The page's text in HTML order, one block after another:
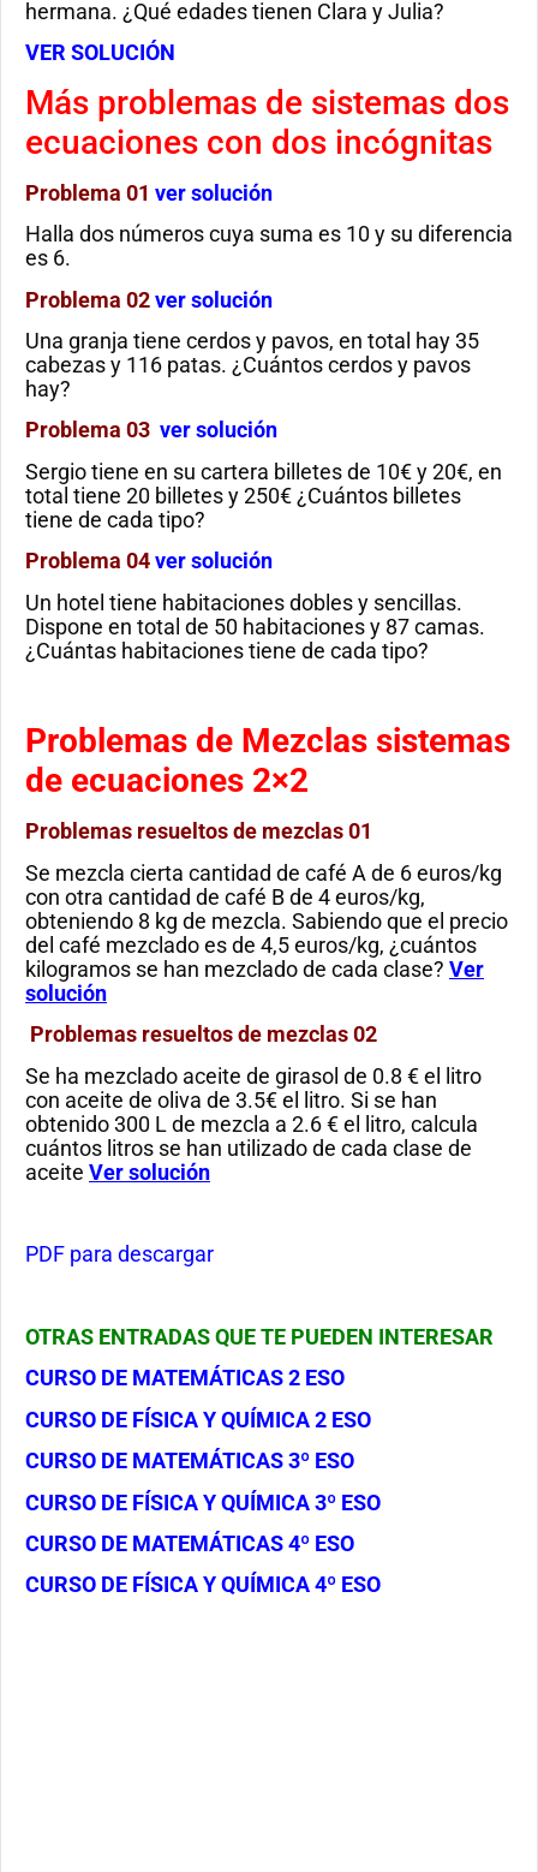
hermana. ¿Qué edades tienen Clara y Julia?
VER SOLUCIÓN
Más problemas de sistemas dos
ecuaciones con dos incógnitas
Problema 01 ver solución
Halla dos números cuya suma es 10 y su diferencia
es 6.
Problema 02ver solución
Una granja tiene cerdos y pavos, en total hay 35
cabezas y 116 patas. ¿Cuántos cerdos y pavos
hay?
Problema 03 ver solución
Sergio tiene en su cartera billetes de 10€ y 20€, en
total tiene 20 billetes y 250€ ¿Cuántos billetes
tiene de cada tipo?
Problema 04ver solución
Un hotel tiene habitaciones dobles y sencillas.
Dispone en total de 50 habitaciones y 87 camas.
¿Cuántas habitaciones tiene de cada tipo?
Problemas de Mezclas sistemas
de ecuaciones 2×2
Problemas resueltos de mezclas 01
Se mezcla cierta cantidad de café A de 6 euros/kg
con otra cantidad de café B de 4 euros/kg,
obteniendo 8 kg de mezcla. Sabiendo que el precio
del café mezclado es de 4,5 euros/kg, ¿cuántos
kilogramos se han mezclado de cada clase? Ver
solución
Problemas resueltos de mezclas 02
Se ha mezclado aceite de girasol de 0.8 € el litro
con aceite de oliva de 3.5€ el litro. Si se han
obtenido 300 L de mezcla a 2.6 € el litro, calcula
cuántos litros se han utilizado de cada clase de
aceite Ver solución
PDF para descargar
OTRAS ENTRADAS QUE TE PUEDEN INTERESAR
CURSO DE MATEMÁTICAS 2 ESO
CURSO DE FÍSICA Y QUÍMICA 2 ESO
CURSO DE MATEMÁTICAS 3º ESO
CURSO DE FÍSICA Y QUÍMICA 3º ESO
CURSO DE MATEMÁTICAS 4º ESO
CURSO DE FÍSICA Y QUÍMICA 4º ESO